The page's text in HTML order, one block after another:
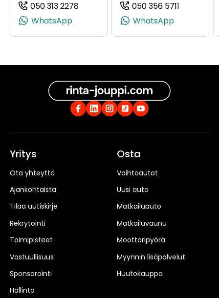
050 313 2278
(+358503132278, 0503132278, +358
WhatsApp
050 356 5711
WhatsApp
Yritys
Ota yhteyttä
Ajankohtaista
Tilaa uutiskirje
Rekrytointi
Toimipisteet
Vastuullisuus
Sponsorointi
Hallinto
Osta
Vaihtoautot
Uusi auto
Matkailuauto
Matkailuvaunu
Moottoripyörä
Myynnin lisäpalvelut
Huutokauppa